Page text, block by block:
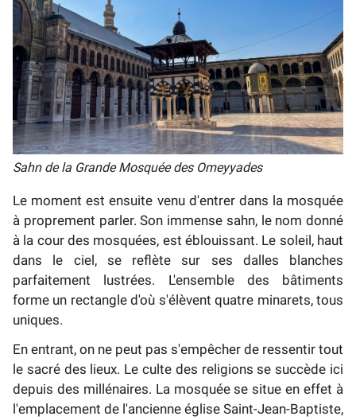
Sahn de la Grande Mosquée des Omeyyades
Le moment est ensuite venu d'entrer dans la mosquée
à proprement parler. Son immense sahn, le nom donné
à la cour des mosquées, est éblouissant. Le soleil, haut
dans le ciel, se reflète sur ses dalles blanches
parfaitement lustrées. L'ensemble des bâtiments
forme un rectangle d'où s'élèvent quatre minarets, tous
uniques.
En entrant, on ne peut pas s'empêcher de ressentir tout
le sacré des lieux. Le culte des religions se succède ici
depuis des millénaires. La mosquée se situe en effet à
l'emplacement de l'ancienne église Saint-Jean-Baptiste,